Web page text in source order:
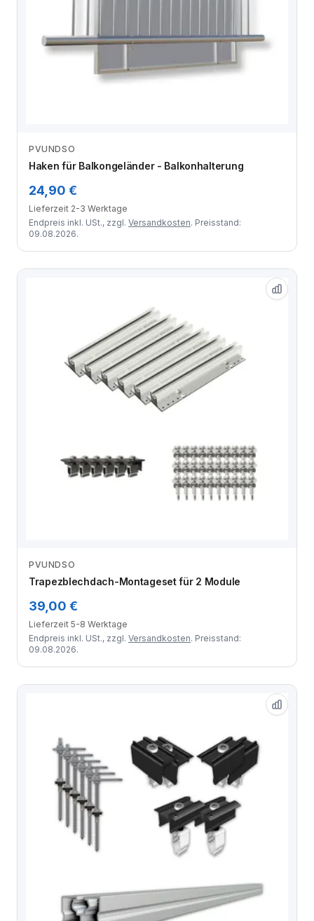
PVUNDSO
Haken für Balkongeländer - Balkonhalterung
24,90 €
Lieferzeit 2-3 Werktage
Endpreis inkl. USt., zzgl. Versandkosten. Preisstand:
09.08.2026.
PVUNDSO
Trapezblechdach-Montageset für 2 Module
39,00 €
Lieferzeit 5-8 Werktage
Endpreis inkl. USt., zzgl. Versandkosten. Preisstand:
09.08.2026.